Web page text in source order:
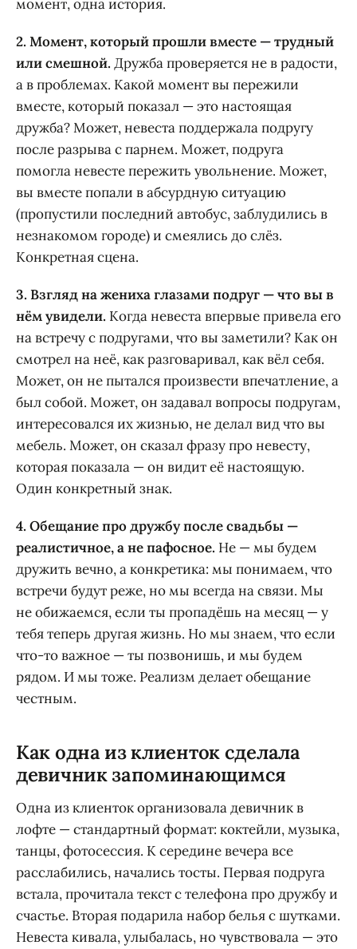
момент, одна история.
2. Момент, который прошли вместе — трудный
или смешной. Дружба проверяется не в радости,
а в проблемах. Какой момент вы пережили
вместе, который показал — это настоящая
дружба? Может, невеста поддержала подругу
после разрыва с парнем. Может, подруга
помогла невесте пережить увольнение. Может,
вы вместе попали в абсурдную ситуацию
(пропустили последний автобус, заблудились в
незнакомом городе) и смеялись до слёз.
Конкретная сцена.
3. Взгляд на жениха глазами подруг — что вы в
нём увидели. Когда невеста впервые привела его
на встречу с подругами, что вы заметили? Как он
смотрел на неё, как разговаривал, как вёл себя.
Может, он не пытался произвести впечатление, а
был собой. Может, он задавал вопросы подругам,
интересовался их жизнью, не делал вид что вы
мебель. Может, он сказал фразу про невесту,
которая показала — он видит её настоящую.
Один конкретный знак.
4. Обещание про дружбу после свадьбы —
реалистичное, а не пафосное. Не — мы будем
дружить вечно, а конкретика: мы понимаем, что
встречи будут реже, но мы всегда на связи. Мы
не обижаемся, если ты пропадёшь на месяц — у
тебя теперь другая жизнь. Но мы знаем, что если
что-то важное — ты позвонишь, и мы будем
рядом. И мы тоже. Реализм делает обещание
честным.
Как одна из клиенток сделала
девичник запоминающимся
Одна из клиенток организовала девичник в
лофте — стандартный формат: коктейли, музыка,
танцы, фотосессия. К середине вечера все
расслабились, начались тосты. Первая подруга
встала, прочитала текст с телефона про дружбу и
счастье. Вторая подарила набор белья с шутками.
Невеста кивала, улыбалась, но чувствовала — это